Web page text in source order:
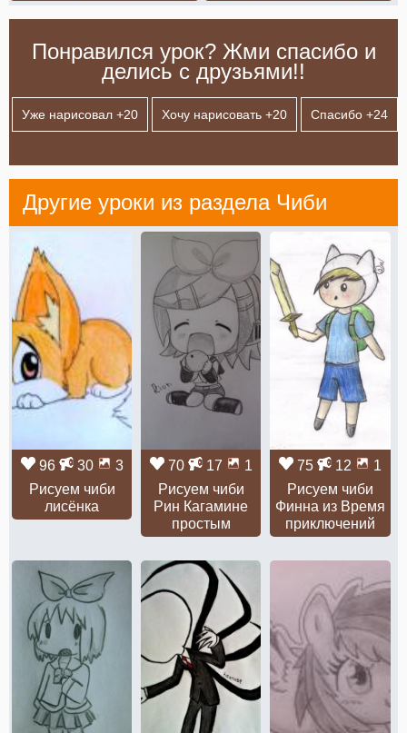
Понравился урок? Жми спасибо и
делись с друзьями!!
Уже нарисовал +20 Хочу нарисовать +20 Спасибо +24
Другие уроки из раздела Чиби
96 30
3
Рисуем чиби
лисёнка
70 17
1
Рисуем чиби
Рин Кагамине
простым
75 12
1
Рисуем чиби
Финна из Время
приключений